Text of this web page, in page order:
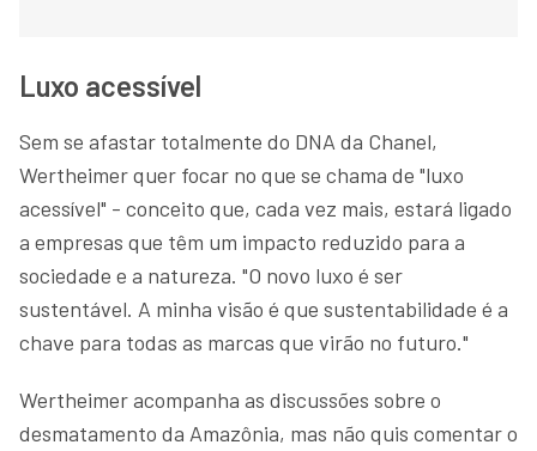
Luxo acessível
Sem se afastar totalmente do DNA da Chanel,
Wertheimer quer focar no que se chama de "luxo
acessível" - conceito que, cada vez mais, estará ligado
a empresas que têm um impacto reduzido para a
sociedade e a natureza. "O novo luxo é ser
sustentável. A minha visão é que sustentabilidade é a
chave para todas as marcas que virão no futuro."
Wertheimer acompanha as discussões sobre o
desmatamento da Amazônia, mas não quis comentar o